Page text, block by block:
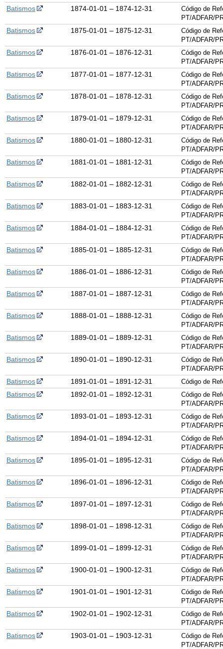
Batismos 1874-01-01 – 1874-12-31
Código de
PT/ADFAR/
Batismos 1875-01-01 – 1875-12-31
Código de
PT/ADFAR/
Batismos 1876-01-01 – 1876-12-31
Código de
PT/ADFAR/
Batismos 1877-01-01 – 1877-12-31
Código de
PT/ADFAR/
Batismos 1878-01-01 – 1878-12-31
Código de
PT/ADFAR/
Batismos 1879-01-01 – 1879-12-31
Código de
PT/ADFAR/
Batismos 1880-01-01 – 1880-12-31
Código de
PT/ADFAR/
Batismos 1881-01-01 – 1881-12-31
Código de
PT/ADFAR/
Batismos 1882-01-01 – 1882-12-31
Código de
PT/ADFAR/
Batismos 1883-01-01 – 1883-12-31
Código de
PT/ADFAR/
Batismos 1884-01-01 – 1884-12-31
Código de
PT/ADFAR/
Batismos 1885-01-01 – 1885-12-31
Código de
PT/ADFAR/
Batismos 1886-01-01 – 1886-12-31
Código de
PT/ADFAR/
Batismos 1887-01-01 – 1887-12-31
Código de
PT/ADFAR/
Batismos 1888-01-01 – 1888-12-31
Código de
PT/ADFAR/
Batismos 1889-01-01 – 1889-12-31
Código de
PT/ADFAR/
Batismos 1890-01-01 – 1890-12-31
Código de
PT/ADFAR/
Batismos 1891-01-01 – 1891-12-31 Código de
Batismos 1892-01-01 – 1892-12-31
Código de
PT/ADFAR/
Batismos 1893-01-01 – 1893-12-31
Código de
PT/ADFAR/
Batismos 1894-01-01 – 1894-12-31
Código de
PT/ADFAR/
Batismos 1895-01-01 – 1895-12-31
Código de
PT/ADFAR/
Batismos 1896-01-01 – 1896-12-31
Código de
PT/ADFAR/
Batismos 1897-01-01 – 1897-12-31
Código de
PT/ADFAR/
Batismos 1898-01-01 – 1898-12-31
Código de
PT/ADFAR/
Batismos 1899-01-01 – 1899-12-31
Código de
PT/ADFAR/
Batismos 1900-01-01 – 1900-12-31
Código de
PT/ADFAR/
Batismos 1901-01-01 – 1901-12-31
Código de
PT/ADFAR/
Batismos 1902-01-01 – 1902-12-31
Código de
PT/ADFAR/
Batismos 1903-01-01 – 1903-12-31
Código de
PT/ADFAR/